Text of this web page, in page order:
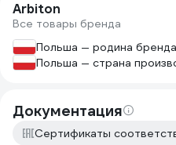
Arbiton
Все товары бренда
Польша — родина бренда
Польша — страна
Документация
Сертификаты